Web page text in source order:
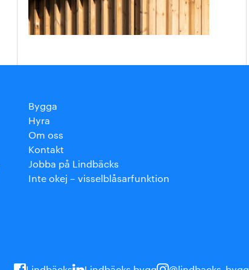
Bygga
Hyra
Om oss
Kontakt
Jobba på Lindbäcks
Inte okej – visselblåsarfunktion